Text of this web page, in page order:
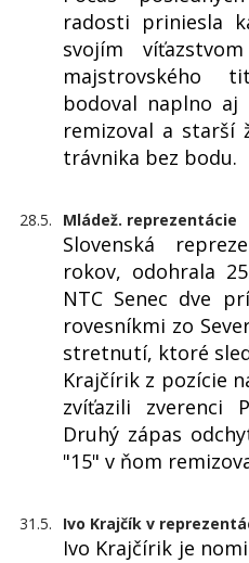
radosti priniesla
svojím
majstrovského
bodoval naplno
remizoval a starší
trávnika bez bodu.
28.5. Mládež. reprezentácie
Slovenská
rokov, odohrala
NTC Senec dve
rovesníkmi zo
stretnutí, ktoré
Krajčírik z pozície
zvíťazili zverenci
Druhý zápas
"15" v ňom
31.5. Ivo Krajčík v
Ivo Krajčírik je